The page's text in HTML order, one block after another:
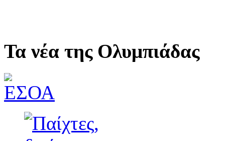
Τα νέα της Ολυμπιάδας